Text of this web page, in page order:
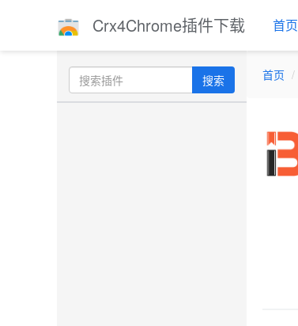
Crx4Chrome插件下载 首页
搜索 首页